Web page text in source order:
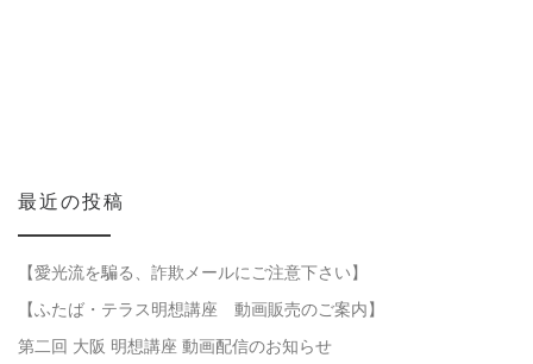
最近の投稿
【愛光流を騙る、詐欺メールにご注意下さい】
【ふたば・テラス明想講座 動画販売のご案内】
第二回 大阪 明想講座 動画配信のお知らせ